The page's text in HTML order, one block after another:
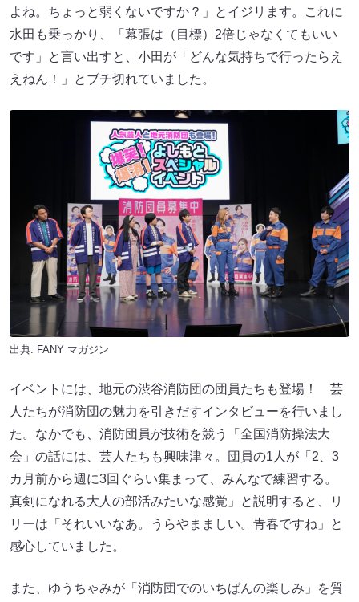
よね。ちょっと弱くないですか？」とイジリます。これに
水田も乗っかり、「幕張は（目標）2倍じゃなくてもいい
です」と言い出すと、小田が「どんな気持ちで行ったらえ
えねん！」とブチ切れていました。
出典: FANY マガジン
イベントには、地元の渋谷消防団の団員たちも登場！ 芸
人たちが消防団の魅力を引きだすインタビューを行いまし
た。なかでも、消防団員が技術を競う「全国消防操法大
会」の話には、芸人たちも興味津々。団員の1人が「2、3
カ月前から週に3回ぐらい集まって、みんなで練習する。
真剣になれる大人の部活みたいな感覚」と説明すると、リ
リーは「それいいなあ。うらやまましい。青春ですね」と
感心していました。
また、ゆうちゃみが「消防団でのいちばんの楽しみ」を質